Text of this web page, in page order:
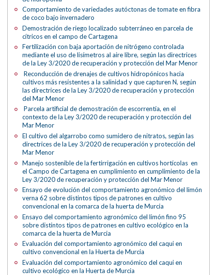
Comportamiento de variedades autóctonas de tomate en fibra
de coco bajo invernadero
Demostración de riego localizado subterráneo en parcela de
cítricos en el campo de Cartagena
Fertilización con baja aportación de nitrógeno controlada
mediante el uso de lisímetros al aire libre, según las directrices
de la Ley 3/2020 de recuperación y protección del Mar Menor
Reconducción de drenajes de cultivos hidropónicos hacia
cultivos más resistentes a la salinidad y que capturen N, según
las directrices de la Ley 3/2020 de recuperación y protección
del Mar Menor
Parcela artificial de demostración de escorrentía, en el
contexto de la Ley 3/2020 de recuperación y protección del
Mar Menor
El cultivo del algarrobo como sumidero de nitratos, según las
directrices de la Ley 3/2020 de recuperación y protección del
Mar Menor
Manejo sostenible de la fertirrigación en cultivos hortícolas en
el Campo de Cartagena en cumplimiento en cumplimiento de la
Ley 3/2020 de recuperación y protección del Mar Menor
Ensayo de evolución del comportamiento agronómico del limón
verna 62 sobre distintos tipos de patrones en cultivo
convencional en la comarca de la huerta de Murcia
Ensayo del comportamiento agronómico del limón fino 95
sobre distintos tipos de patrones en cultivo ecológico en la
comarca de la huerta de Murcia
Evaluación del comportamiento agronómico del caqui en
cultivo convencional en la Huerta de Murcia
Evaluación del comportamiento agronómico del caqui en
cultivo ecológico en la Huerta de Murcia